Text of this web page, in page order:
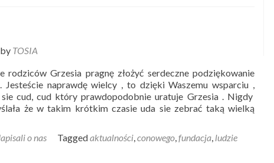
by TOSIA
rodziców Grzesia pragnę złożyć serdeczne podziękowanie
Jesteście naprawdę wielcy , to dzięki Waszemu wsparciu ,
cud, cud który prawdopodobnie uratuje Grzesia . Nigdy
że w takim krótkim czasie uda sie zebrać taką wielką
o nas Taggedaktualności,conowego,fundacja, ludzie